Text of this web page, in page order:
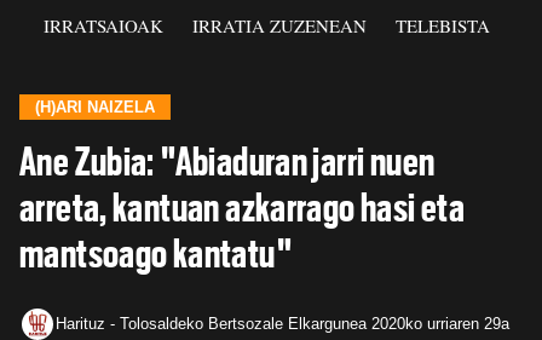
IRRATSAIOAK IRRATIA ZUZENEAN TELEBISTA
(H)ARI NAIZELA
Ane Zubia: "Abiaduran jarri nuen
arreta, kantuan azkarrago hasi eta
mantsoago kantatu"
Harituz - Tolosaldeko Bertsozale Elkargunea 2020ko urriaren 29a